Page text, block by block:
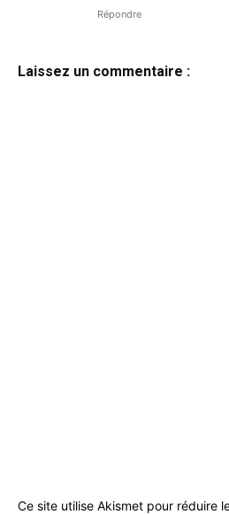
Répondre
Laissez un commentaire :
Ce site utilise Akismet pour réduire